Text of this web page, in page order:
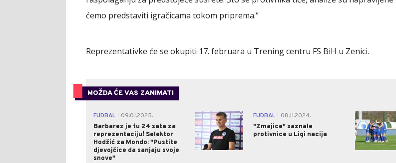
ćemo predstaviti igračicama tokom priprema.“
Reprezentativke će se okupiti 17. februara u Trening centru FS BiH u Zenici.
MOŽDA ĆE VAS ZANIMATI
FUDBAL
09.01.2025.
Barbarez je tu 24 sata za
reprezentaciju! Selektor
Hodžić za Mondo: "Pustite
djevojčice da sanjaju svoje
snove"
0 FUDBAL
08.11.2024.
"Zmajice" saznale
protivnice u Ligi nacija